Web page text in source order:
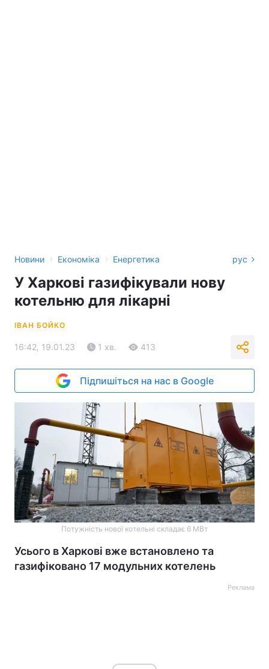
Новини › Економіка › Енергетика рус
У Харкові газифікували нову
котельню для лікарні
ІВАН БОЙКО
16:42, 19.01.23 1 хв. 413
Підпишіться на нас в Google
Потужність нової котельні складає 6 МВт
Усього в Харкові вже встановлено та
газифіковано 17 модульних котелень
Реклама